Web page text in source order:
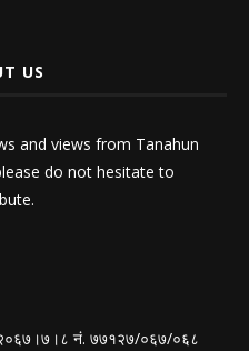
US
and views from Tanahun
do not hesitate to
२०६७।७।८ नं. ७७१२७/०६७/०६८